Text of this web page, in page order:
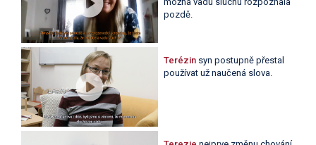
pozdě.
Terézin syn postupně přestal
používat už naučená slova.